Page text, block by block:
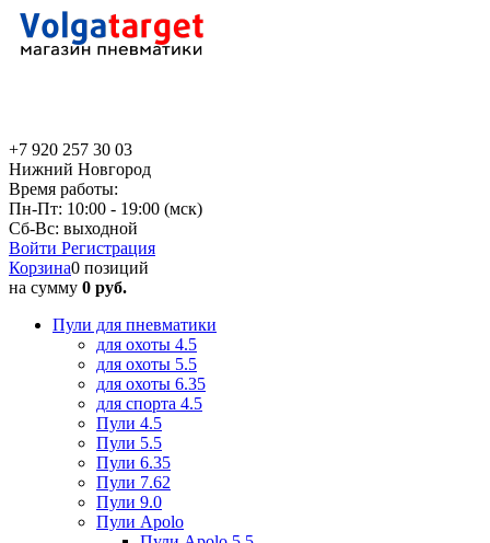
+7 920 257 30 03
Нижний Новгород
Время работы:
Пн-Пт: 10:00 - 19:00 (мск)
Сб-Вс: выходной
Войти Регистрация
Корзина0 позиций
на сумму 0 руб.
Пули для пневматики
для охоты 4.5
для охоты 5.5
для охоты 6.35
для спорта 4.5
Пули 4.5
Пули 5.5
Пули 6.35
Пули 7.62
Пули 9.0
Пули Apolo